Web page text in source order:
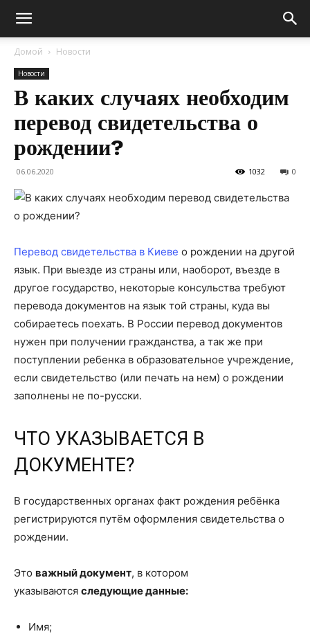
Домой Новости
Новости
В каких случаях необходим
перевод свидетельства о
рождении?
06.06.2020 0
1032
Перевод свидетельства в Киеве о рождении на другой
язык. При выезде из страны или, наоборот, въезде в
другое государство, некоторые консульства требуют
перевода документов на язык той страны, куда вы
собираетесь поехать. В России перевод документов
нужен при получении гражданства, а так же при
поступлении ребенка в образовательное учреждение,
если свидетельство (или печать на нем) о рождении
заполнены не по-русски.
ЧТО УКАЗЫВАЕТСЯ В
ДОКУМЕНТЕ?
В государственных органах факт рождения ребёнка
регистрируются путём оформления свидетельства о
рождении.
Это важный документ, в котором
указываются следующие данные:
Имя;